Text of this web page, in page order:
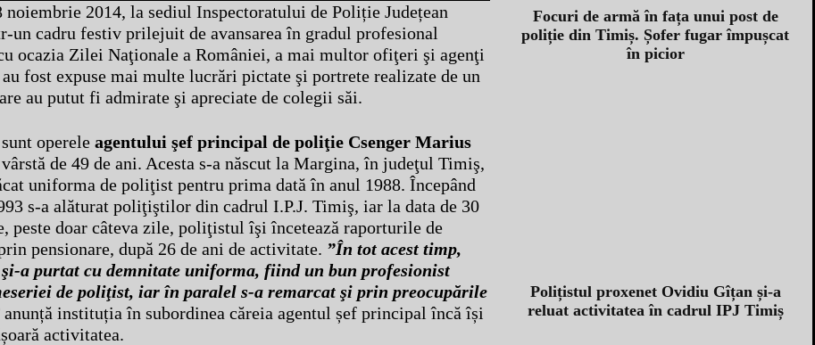
noiembrie 2014, la sediul Inspectoratului de Poliție Județean
un cadru festiv prilejuit de avansarea în gradul profesional
ocazia Zilei Naţionale a României, a mai multor ofiţeri şi agenţi
fost expuse mai multe lucrări pictate şi portrete realizate de un
au putut fi admirate şi apreciate de colegii săi.
opereleagentului şef principal de poliţie Csenger Marius
de 49 de ani. Acesta s-a născut la Margina, în judeţul Timiş,
uniforma de poliţist pentru prima dată în anul 1988. Începând
s-a alăturat poliţiştilor din cadrul I.P.J. Timiş, iar la data de 30
peste doar câteva zile, poliţistul îşi încetează raporturile de
pensionare, după 26 de ani de activitate. ”În tot acest timp,
a purtat cu demnitate uniforma, fiind un bun profesionist
de poliţist, iar în paralel s-a remarcat şi prin preocupările
anunță instituția în subordinea căreia agentul șef principal încă își
activitatea.
Focuri de armă în fața unui post de
poliție din Timiș. Șofer fugar împușcat
în picior
Polițistul proxenet Ovidiu Gîțan și-a
reluat activitatea în cadrul IPJ Timiș